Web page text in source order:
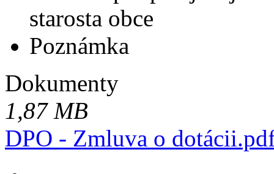
starosta obce
Poznámka
Dokumenty
1,87 MB
DPO - Zmluva o